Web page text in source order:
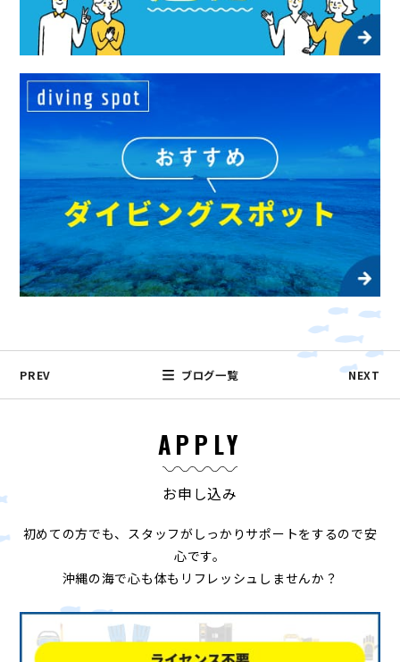
PREV ブログ一覧 NEXT
APPLY
お申し込み
初めての方でも、スタッフがしっかりサポートをするので安
心です。
沖縄の海で心も体もリフレッシュしませんか？